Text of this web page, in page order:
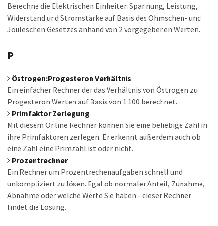
Berechne die Elektrischen Einheiten Spannung, Leistung,
Widerstand und Stromstärke auf Basis des Ohmschen- und
Jouleschen Gesetzes anhand von 2 vorgegebenen Werten.
P
Östrogen:Progesteron Verhältnis
Ein einfacher Rechner der das Verhältnis von Östrogen zu
Progesteron Werten auf Basis von 1:100 berechnet.
Primfaktor Zerlegung
Mit diesem Online Rechner können Sie eine beliebige Zahl in
ihre Primfaktoren zerlegen. Er erkennt außerdem auch ob
eine Zahl eine Primzahl ist oder nicht.
Prozentrechner
Ein Rechner um Prozentrechenaufgaben schnell und
unkompliziert zu lösen. Egal ob normaler Anteil, Zunahme,
Abnahme oder welche Werte Sie haben - dieser Rechner
findet die Lösung.